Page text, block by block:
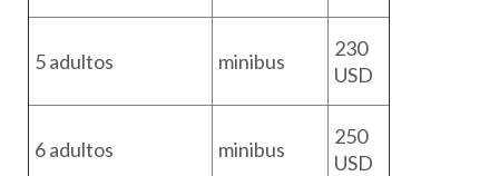
5 adultos minibus
230
USD
6 adultos minibus
250
USD